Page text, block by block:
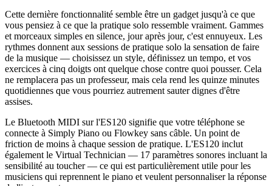
Cette dernière fonctionnalité semble être un gadget jusqu'à ce que
vous pensiez à ce que la pratique solo ressemble vraiment. Gammes
et morceaux simples en silence, jour après jour, c'est ennuyeux. Les
rythmes donnent aux sessions de pratique solo la sensation de faire
de la musique — choisissez un style, définissez un tempo, et vos
exercices à cinq doigts ont quelque chose contre quoi pousser. Cela
ne remplacera pas un professeur, mais cela rend les quinze minutes
quotidiennes que vous pourriez autrement sauter dignes d'être
assises.
Le Bluetooth MIDI sur l'ES120 signifie que votre téléphone se
connecte à Simply Piano ou Flowkey sans câble. Un point de
friction de moins à chaque session de pratique. L'ES120 inclut
également le Virtual Technician — 17 paramètres sonores incluant la
sensibilité au toucher — ce qui est particulièrement utile pour les
musiciens qui reprennent le piano et veulent personnaliser la réponse